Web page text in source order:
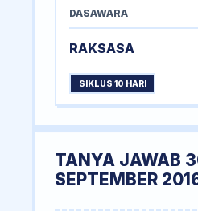
DASAWARA
RAKSASA
SIKLUS 10 HARI
TANYA JAWAB
SEPTEMBER